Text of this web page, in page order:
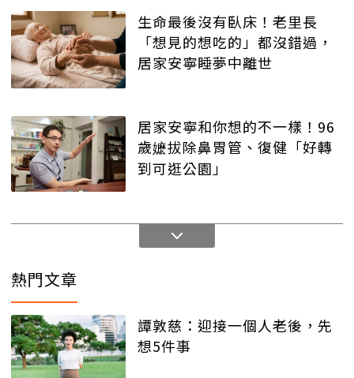
生命最後沒有臥床！老里長
「想見的想吃的」都沒錯過，
居家安寧睡夢中離世
居家安寧和你想的不一樣！96
歲嬷拔除鼻胃管、復健「好轉
到可逛公園」
熱門文章
譚敦慈：迎接一個人老後，先
想5件事